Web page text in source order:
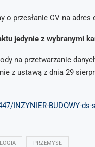
przesłanie CV na
jedynie z wybranymi
na przetwarzanie
z ustawą z dnia 29
INZYNIER-BUDOWY-ds-
PRZEMYSŁ